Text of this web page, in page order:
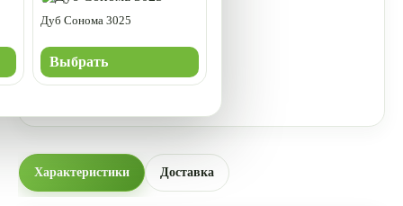
Дуб Сонома 3025
Выбрать
Характеристики Доставка